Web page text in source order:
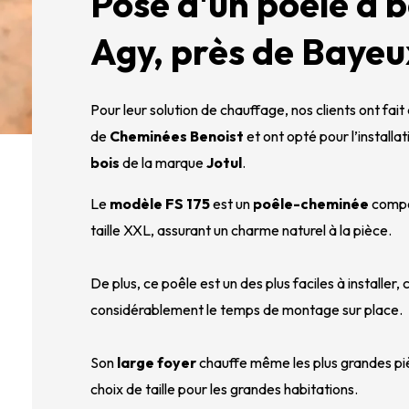
Agy, près de
Pour leur solution de chauffage, nos clients ont
de Cheminées Benoist et ont opté pour
bois de la marque Jotul.
Le modèle FS 175 est un poêle-cheminée
taille XXL, assurant un charme naturel à la pièce.
De plus, ce poêle est un des plus faciles à
considérablement le temps de montage sur place.
Son large foyer chauffe même les plus grandes
choix de taille pour les grandes habitations.